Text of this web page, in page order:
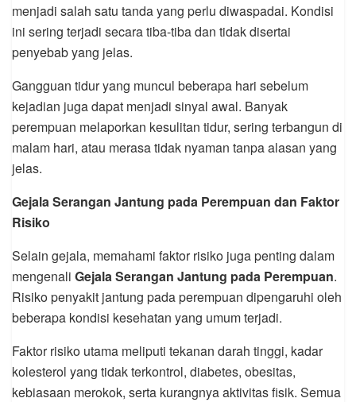
menjadi salah satu tanda yang perlu diwaspadai. Kondisi
ini sering terjadi secara tiba-tiba dan tidak disertai
penyebab yang jelas.
Gangguan tidur yang muncul beberapa hari sebelum
kejadian juga dapat menjadi sinyal awal. Banyak
perempuan melaporkan kesulitan tidur, sering terbangun di
malam hari, atau merasa tidak nyaman tanpa alasan yang
jelas.
Gejala Serangan Jantung pada Perempuan dan Faktor
Risiko
Selain gejala, memahami faktor risiko juga penting dalam
mengenali Gejala Serangan Jantung pada Perempuan.
Risiko penyakit jantung pada perempuan dipengaruhi oleh
beberapa kondisi kesehatan yang umum terjadi.
Faktor risiko utama meliputi tekanan darah tinggi, kadar
kolesterol yang tidak terkontrol, diabetes, obesitas,
kebiasaan merokok, serta kurangnya aktivitas fisik. Semua